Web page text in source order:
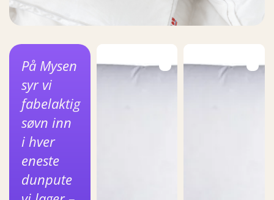
På Mysen
syr vi
fabelaktig
søvn inn
i hver
eneste
dunpute